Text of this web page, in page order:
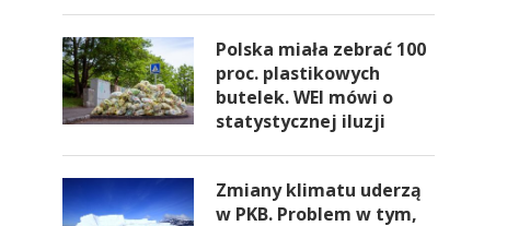
Polska miała zebrać 100
proc. plastikowych
butelek. WEI mówi o
statystycznej iluzji
Zmiany klimatu uderzą
w PKB. Problem w tym,